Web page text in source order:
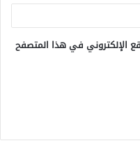
الإلكتروني في هذا المتصفح